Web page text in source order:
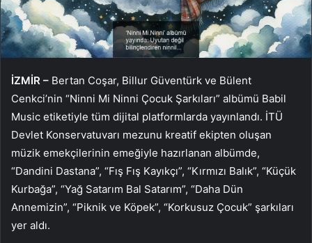
İZMİR – Bertan Coşar, Billur Güventürk ve Bülent
Cenkci’nin “Ninni Mi Ninni Çocuk Şarkıları” albümü Babil
Music etiketiyle tüm dijital platformlarda yayınlandı. İTÜ
Devlet Konservatuvarı mezunu kreatif ekipten oluşan
müzik emekçilerinin emeğiyle hazırlanan albümde,
“Dandini Dastana”, “Fış Fış Kayıkçı”, “Kırmızı Balık”, “Küçük
Kurbağa”, “Yağ Satarım Bal Satarım”, “Daha Dün
Annemizin”, “Piknik ve Köpek”, “Korkusuz Çocuk” şarkıları
yer aldı.